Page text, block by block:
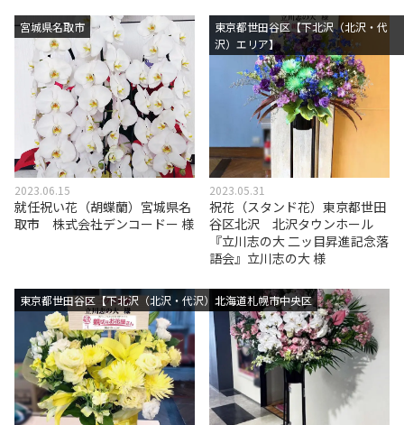
宮城県名取市
2023.06.15
就任祝い花（胡蝶蘭）宮城県名
取市 株式会社デンコードー 様
東京都世田谷区【下北沢（北沢・代
沢）エリア】
2023.05.31
祝花（スタンド花）東京都世田
谷区北沢 北沢タウンホール
『立川志の大 二ッ目昇進記念落
語会』立川志の大 様
東京都世田谷区【下北沢（北沢・代沢）エリア】北海道札幌市中央区